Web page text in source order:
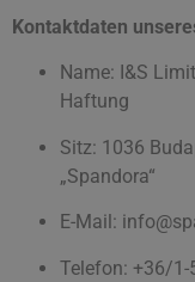
Kontaktdaten
Name: I&S
Haftung
Sitz: 1036
„Spandora“
E-Mail:
Telefon: +36/1-